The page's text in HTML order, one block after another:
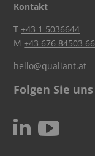
Kontakt
T+43 1 5036644
M+43 676 84503
hello@qualiant.at
Folgen Sie uns
N c